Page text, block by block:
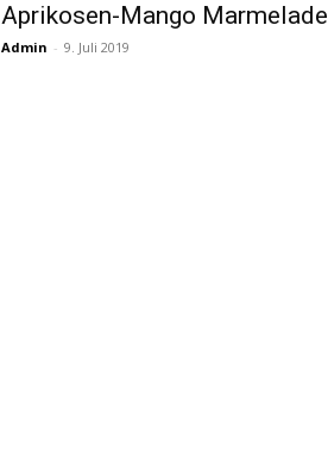
Aprikosen-Mango Marmelade
Admin - 9. Juli 2019